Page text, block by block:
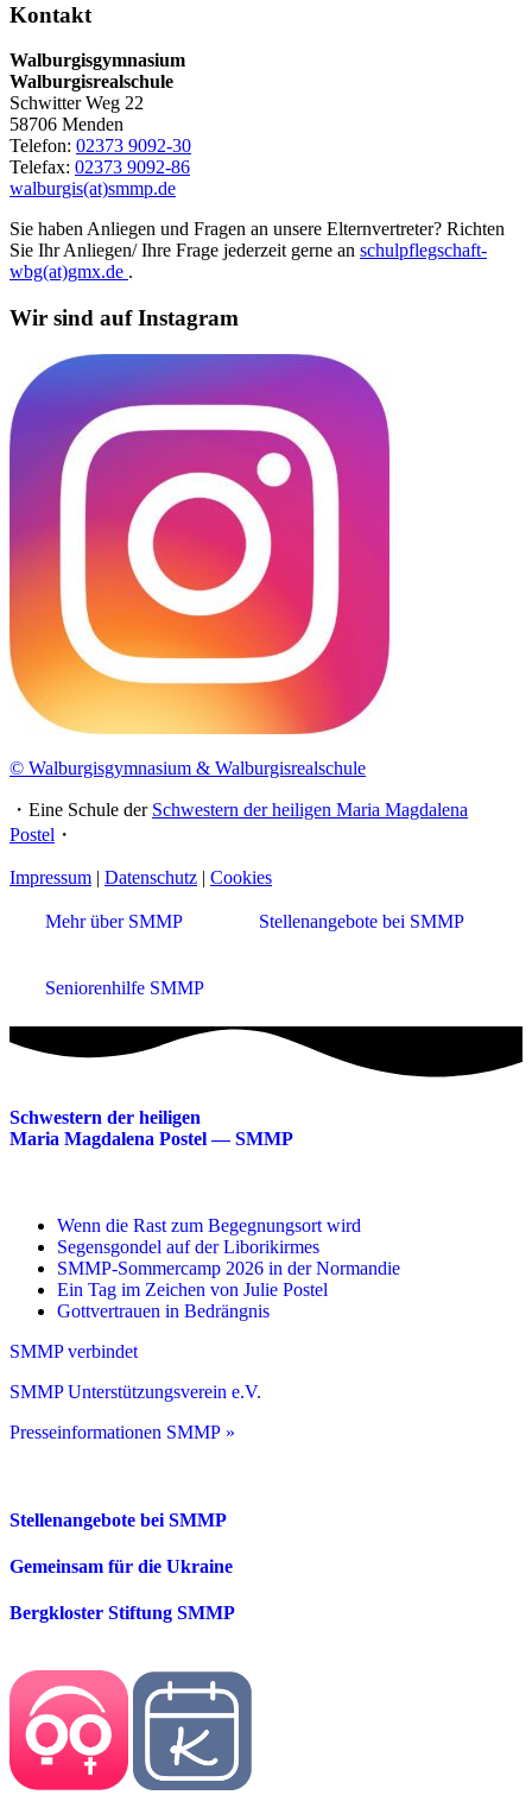
Kontakt
Walburgisgymnasium
Walburgisrealschule
Schwitter Weg 22
58706 Menden
Telefon: 02373 9092-30
Telefax: 02373 9092-86
walburgis(at)smmp.de
Sie haben Anliegen und Fragen an unsere Elternvertreter? Richten
Sie Ihr Anliegen/ Ihre Frage jederzeit gerne an schulpflegschaft-
wbg(at)gmx.de .
Wir sind auf Instagram
© Walburgisgymnasium & Walburgisrealschule
・Eine Schule der Schwestern der heiligen Maria Magdalena
Postel ・
Impressum | Datenschutz | Cookies
Mehr über SMMP Stellenangebote bei SMMP
Seniorenhilfe SMMP
Schwestern der heiligen
Maria Magdalena Postel — SMMP
Wenn die Rast zum Begegnungsort wird
Segensgondel auf der Liborikirmes
SMMP-Sommercamp 2026 in der Normandie
Ein Tag im Zeichen von Julie Postel
Gottvertrauen in Bedrängnis
SMMP verbindet
SMMP Unterstützungsverein e.V.
Presseinformationen SMMP »
Stellenangebote bei SMMP
Gemeinsam für die Ukraine
Bergkloster Stiftung SMMP